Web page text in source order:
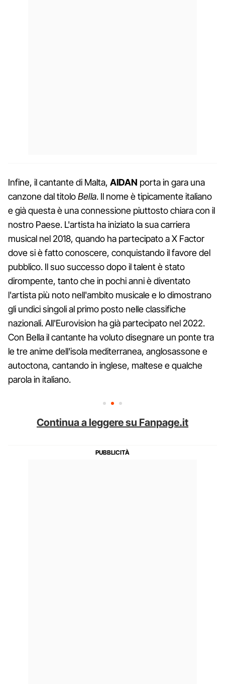
Infine, il cantante di Malta, AIDAN porta in gara una
canzone dal titoloBella. Il nome è tipicamente italiano
e già questa è una connessione piuttosto chiara con il
nostro Paese. L'artista ha iniziato la sua carriera
musical nel 2018, quando ha partecipato a X Factor
dove si è fatto conoscere, conquistando il favore del
pubblico. Il suo successo dopo il talent è stato
dirompente, tanto che in pochi anni è diventato
l'artista più noto nell'ambito musicale e lo dimostrano
gli undici singoli al primo posto nelle classifiche
nazionali. All'Eurovision ha già partecipato nel 2022.
Con Bella il cantante ha voluto disegnare un ponte tra
le tre anime dell'isola mediterranea, anglosassone e
autoctona, cantando in inglese, maltese e qualche
parola in italiano.
Continua a leggere su Fanpage.it